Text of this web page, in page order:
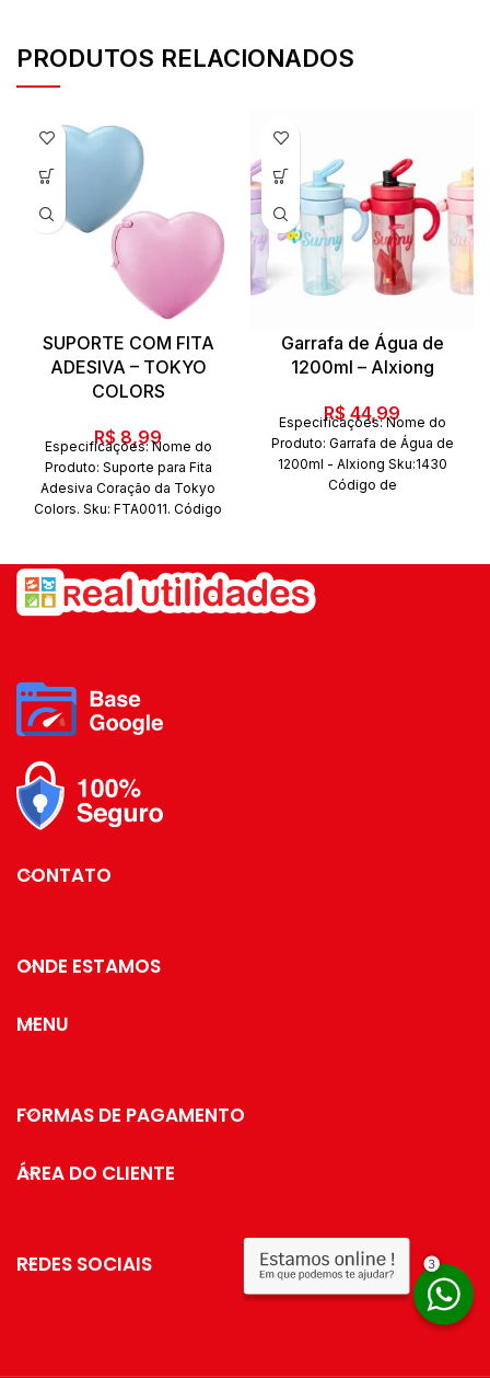
PRODUTOS RELACIONADOS
SUPORTE COM FITA
ADESIVA – TOKYO
COLORS
R$ 8,99
Especificações: Nome do
Produto: Suporte para Fita
Adesiva Coração da Tokyo
Colors. Sku: FTA0011. Código
Composição: Plástico.
Conteúdo da embalagem: 01
Suporte para Fita Adesiva e 01
Garrafa de Água de
1200ml – Alxiong
R$ 44,99
Especificações: Nome do
Produto: Garrafa de Água de
1200ml - Alxiong Sku:1430
Código de
embalagem: 1 Garrafa
Quantidade de peças: 1 Peça
CONTATO
ONDE ESTAMOS
MENU
FORMAS DE PAGAMENTO
ÁREA DO CLIENTE
REDES SOCIAIS